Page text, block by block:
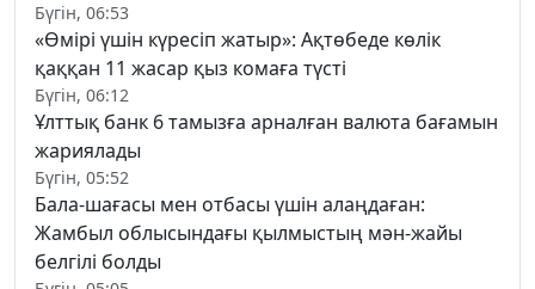
Бүгін, 06:53
«Өмірі үшін күресіп жатыр»: Ақтөбеде көлік
қаққан 11 жасар қыз комаға түсті
Бүгін, 06:12
Ұлттық банк 6 тамызға арналған валюта бағамын
жариялады
Бүгін, 05:52
Бала-шағасы мен отбасы үшін алаңдаған:
Жамбыл облысындағы қылмыстың мән-жайы
белгілі болды